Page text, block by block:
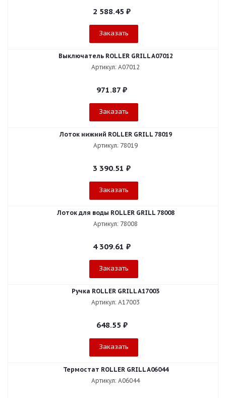
2 588.45 ₽
Заказать
Выключатель ROLLER GRILL A07012
Артикул: A07012
971.87 ₽
Заказать
Лоток нижний ROLLER GRILL 78019
Артикул: 78019
3 390.51 ₽
Заказать
Лоток для воды ROLLER GRILL 78008
Артикул: 78008
4 309.61 ₽
Заказать
Ручка ROLLER GRILL A17003
Артикул: A17003
648.55 ₽
Заказать
Термостат ROLLER GRILL A06044
Артикул: A06044